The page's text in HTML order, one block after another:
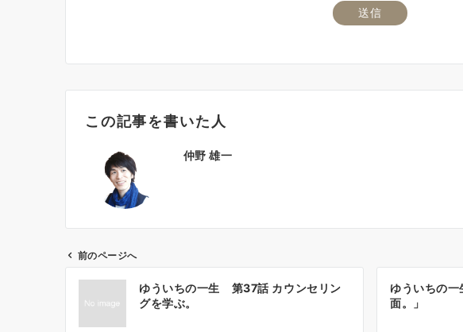
この記事を書いた人
仲野 雄一
前のページへ
ゆういちの一生 第37話 カウンセリン
グを学ぶ。
ゆういちの
面。」